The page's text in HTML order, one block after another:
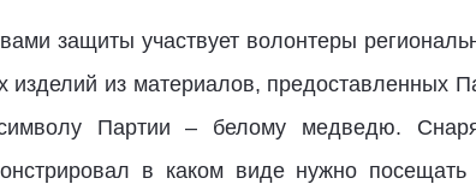
защиты участвует волонтеры
из материалов, предоставленных
символу Партии – белому медведю.
в каком виде нужно